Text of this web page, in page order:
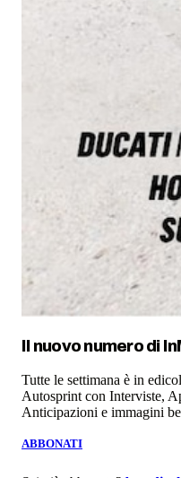
Il nuovo numero di
Tutte le settimana è in
Autosprint con Interviste,
Anticipazioni e immagini
ABBONATI